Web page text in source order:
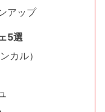
アップ
5選
カル）